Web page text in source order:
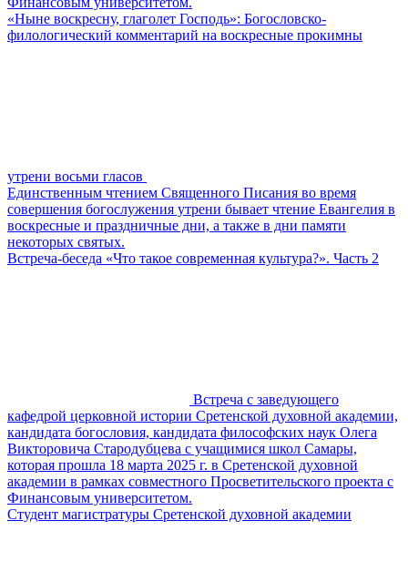
«Ныне воскресну, глаголет Господь»: Богословско-
филологический комментарий на воскресные прокимны
утрени восьми гласов
Единственным чтением Священного Писания во время
совершения богослужения утрени бывает чтение Евангелия в
воскресные и праздничные дни, а также в дни памяти
некоторых святых.
Встреча-беседа «Что такое современная культура?». Часть 2
Встреча с заведующего
кафедрой церковной истории Сретенской духовной академии,
кандидата богословия, кандидата философских наук Олега
Викторовича Стародубцева с учащимися школ Самары,
которая прошла 18 марта 2025 г. в Сретенской духовной
академии в рамках совместного Просветительского проекта с
Финансовым университетом.
Студент магистратуры Сретенской духовной академии